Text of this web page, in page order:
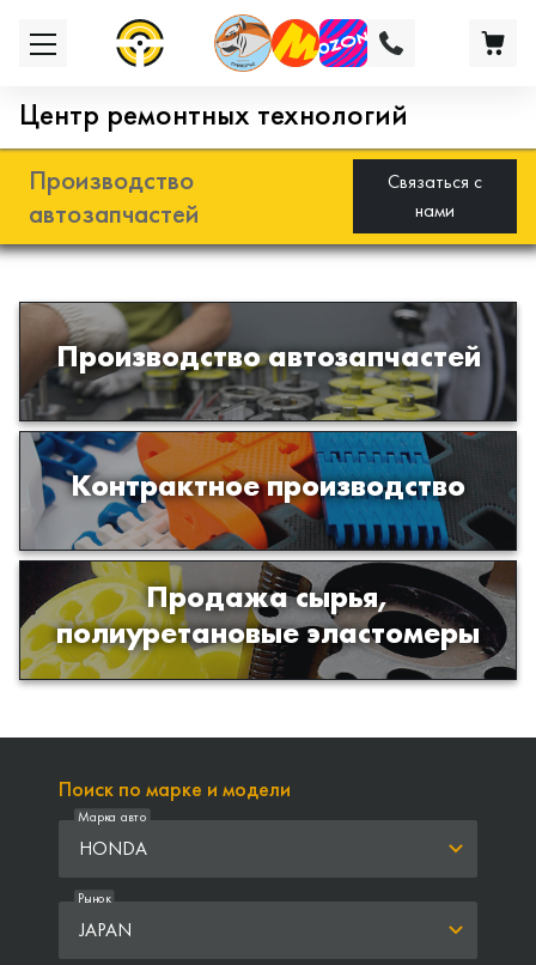
Центр ремонтных технологий
Производство
автозапчастей
Связаться с
нами
Производство автозапчастей
Разработка и производство деталей
из эластомеров для подвески
автомобиля
Контрактное производство
Производство изделий из пластиков
и полимеров по образцам либо
чертежам заказчика
Продажа сырья,
полиуретановые эластомеры
Продажа сырья для производства
изделий из полиуретана
Поиск по марке и модели
HONDA
Марка авто
JAPAN
Рынок